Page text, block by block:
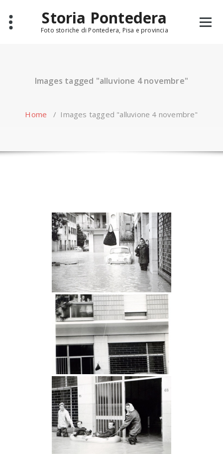
content
Storia Pontedera
Foto storiche di Pontedera, Pisa e provincia
Images tagged "alluvione 4 novembre"
Home / Images tagged "alluvione 4 novembre"